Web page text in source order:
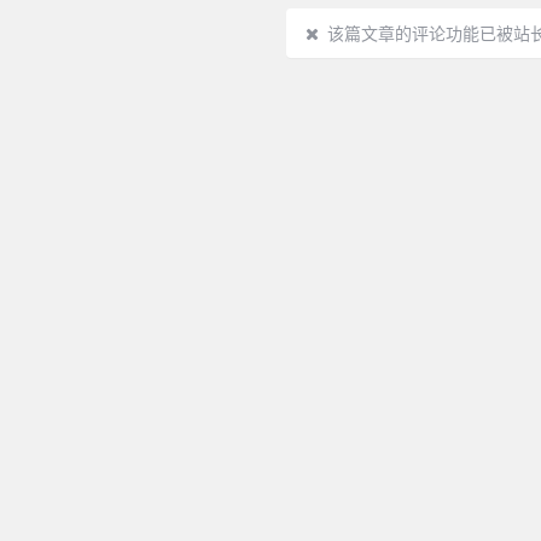
该篇文章的评论功能已被站